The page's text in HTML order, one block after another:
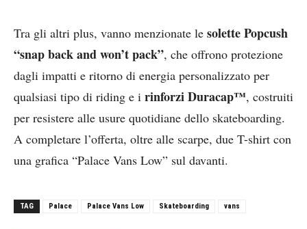
Tra gli altri plus, vanno menzionate le solette Popcush
“snap back and won’t pack”, che offrono protezione
dagli impatti e ritorno di energia personalizzato per
qualsiasi tipo di riding e i rinforzi Duracap™, costruiti
per resistere alle usure quotidiane dello skateboarding.
A completare l’offerta, oltre alle scarpe, due T-shirt con
una grafica “Palace Vans Low” sul davanti.
TAG Palace Palace Vans Low Skateboarding vans